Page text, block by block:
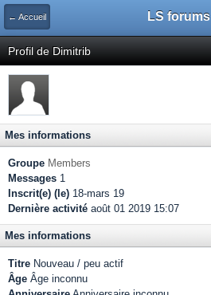
← Accueil LS forums
Profil de Dimitrib
Mes informations
Groupe Members
Messages 1
Inscrit(e) (le) 18-mars 19
Dernière activité août 01 2019 15:07
Mes informations
Titre Nouveau / peu actif
Âge Âge inconnu